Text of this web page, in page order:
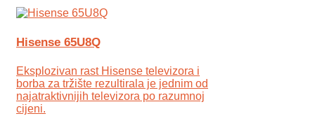
Hisense 65U8Q
Eksplozivan rast Hisense televizora i
borba za tržište rezultirala je jednim od
najatraktivnijih televizora po razumnoj
cijeni.